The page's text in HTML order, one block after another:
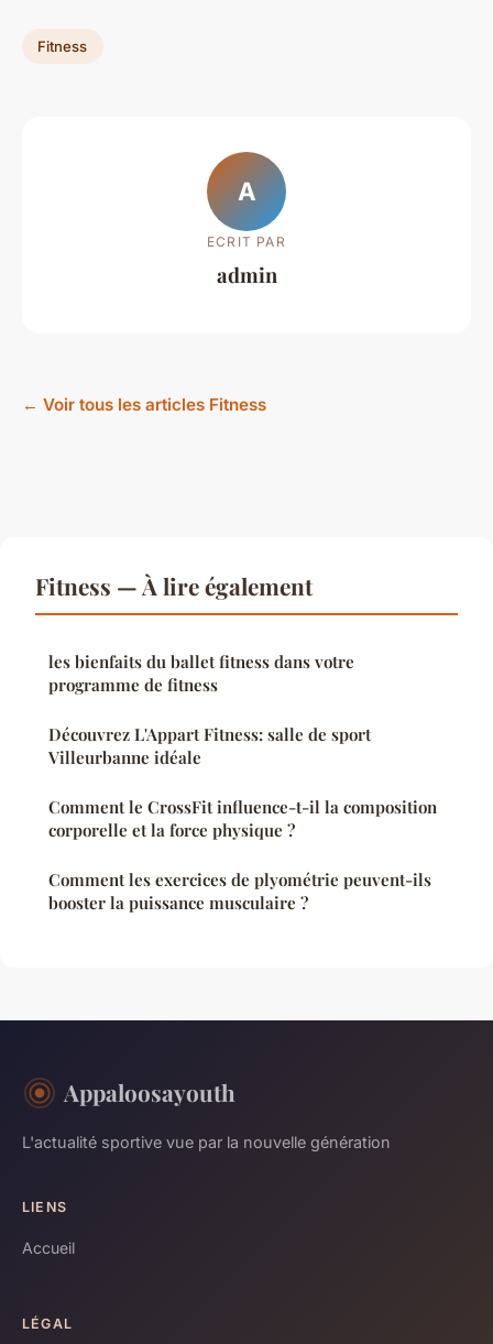
Fitness
A
ECRIT PAR
admin
← Voir tous les articles Fitness
Fitness — À lire également
les bienfaits du ballet fitness dans votre
programme de fitness
Découvrez L'Appart Fitness: salle de sport
Villeurbanne idéale
Comment le CrossFit influence-t-il la composition
corporelle et la force physique ?
Comment les exercices de plyométrie peuvent-ils
booster la puissance musculaire ?
Appaloosayouth
L'actualité sportive vue par la nouvelle génération
LIENS
Accueil
LÉGAL